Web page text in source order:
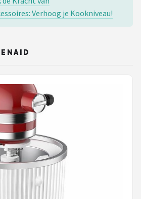
Verhoog je Kookniveau!